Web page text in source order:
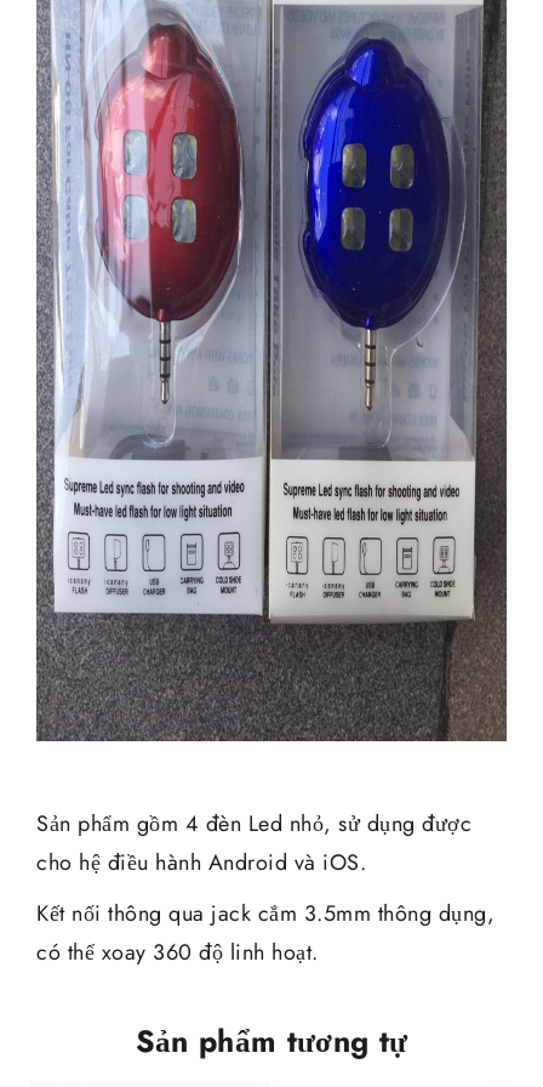
Sản phẩm gồm 4 đèn Led nhỏ, sử dụng được
cho hệ điều hành Android và iOS.
Kết nối thông qua jack cắm 3.5mm thông dụng,
có thể xoay 360 độ linh hoạt.
Sản phẩm tương tự